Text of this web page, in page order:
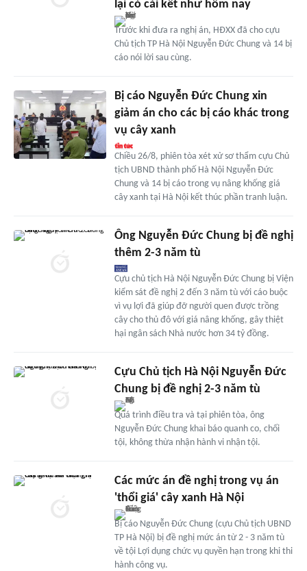
lại có cái kết như hôm nay
Trước khi đưa ra nghị án, HĐXX đã cho cựu
Chủ tịch TP Hà Nội Nguyễn Đức Chung và 14 bị
cáo nói lời sau cùng.
Bị cáo Nguyễn Đức Chung xin
giảm án cho các bị cáo khác trong
vụ cây xanh
Chiều 26/8, phiên tòa xét xử sơ thẩm cựu Chủ
tịch UBND thành phố Hà Nội Nguyễn Đức
Chung và 14 bị cáo trong vụ nâng khống giá
cây xanh tại Hà Nội kết thúc phần tranh luận.
Ông Nguyễn Đức Chung bị đề nghị
thêm 2-3 năm tù
Cựu chủ tịch Hà Nội Nguyễn Đức Chung bị Viện
kiểm sát đề nghị 2 đến 3 năm tù với cáo buộc
vì vụ lợi đã giúp đỡ người quen được trồng
cây cho thủ đô với giá nâng khống, gây thiệt
hại ngân sách Nhà nước hơn 34 tỷ đồng.
Cựu Chủ tịch Hà Nội Nguyễn Đức
Chung bị đề nghị 2-3 năm tù
Quá trình điều tra và tại phiên tòa, ông
Nguyễn Đức Chung khai báo quanh co, chối
tội, không thừa nhận hành vi nhận tội.
Các mức án đề nghị trong vụ án
'thổi giá' cây xanh Hà Nội
Bị cáo Nguyễn Đức Chung (cựu Chủ tịch UBND
TP Hà Nội) bị đề nghị mức án từ 2 - 3 năm tù
về tội Lợi dụng chức vụ quyền hạn trong khi thi
hành công vụ.